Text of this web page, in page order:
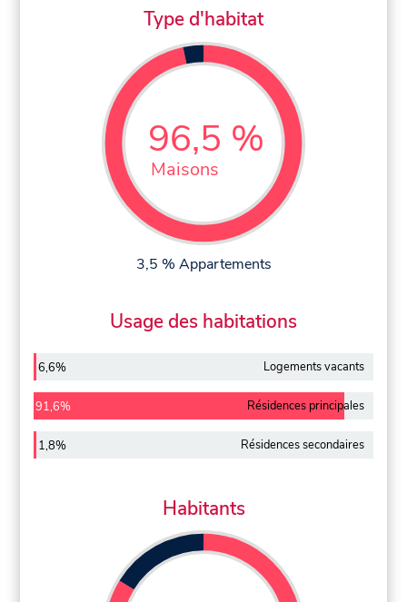
Type d'habitat
96,5 %
Maisons
3,5 % Appartements
Usage des habitations
6,6% Logements vacants
91,6% Résidences principales
1,8% Résidences secondaires
Habitants